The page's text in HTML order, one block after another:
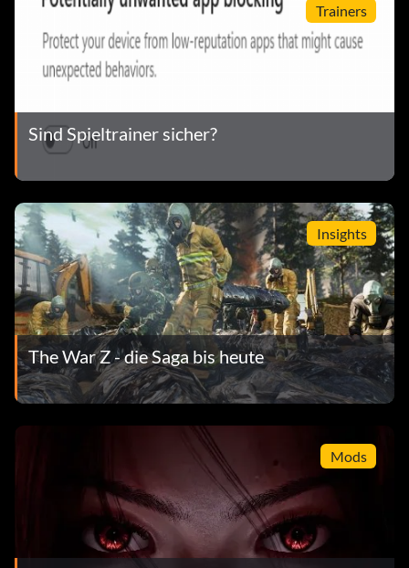
Trainers
Sind Spieltrainer sicher?
Insights
The War Z - die Saga bis heute
Mods